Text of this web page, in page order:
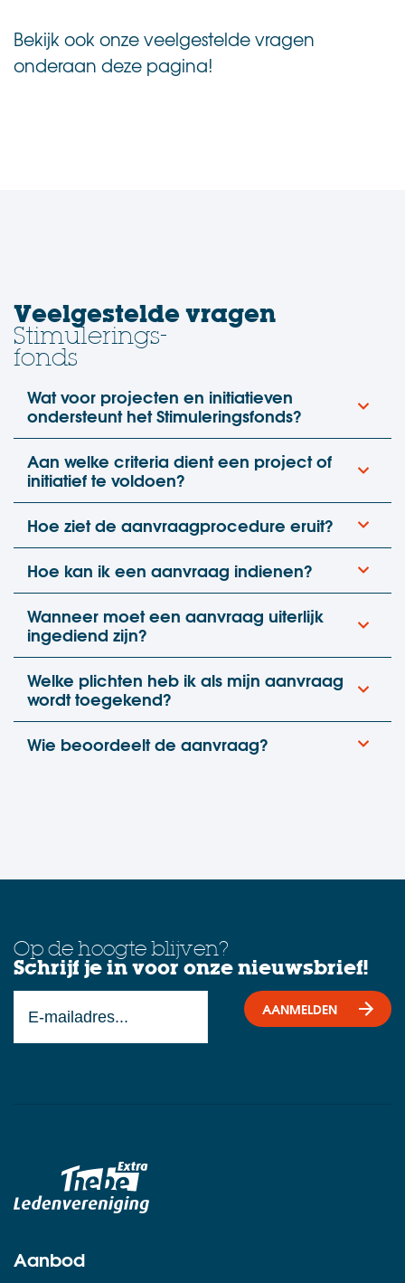
Bekijk ook onze veelgestelde vragen
onderaan deze pagina!
Veelgestelde vragen
Stimulerings-
fonds
Wat voor projecten en initiatieven
ondersteunt het Stimuleringsfonds?
Aan welke criteria dient een project of
initiatief te voldoen?
Hoe ziet de aanvraagprocedure eruit?
Hoe kan ik een aanvraag indienen?
Wanneer moet een aanvraag uiterlijk
ingediend zijn?
Welke plichten heb ik als mijn aanvraag
wordt toegekend?
Wie beoordeelt de aanvraag?
Op de hoogte blijven?
Schrijf je in voor onze nieuwsbrief!
AANMELDEN
Aanbod